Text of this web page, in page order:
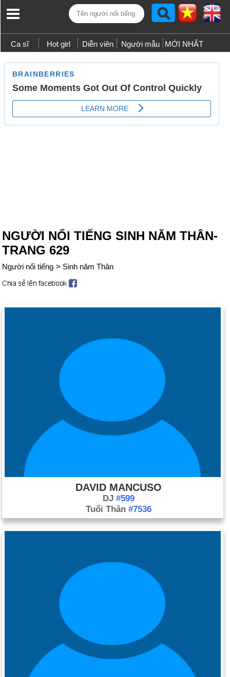
Ca sĩ Hot girl Diễn viên Người mẫu MỚI NHẤT
NGƯỜI NỔI TIẾNG SINH NĂM THÂN-
TRANG 629
Người nổi tiếng > Sinh năm Thân
DAVID MANCUSO
DJ #599
Tuổi Thân #7536